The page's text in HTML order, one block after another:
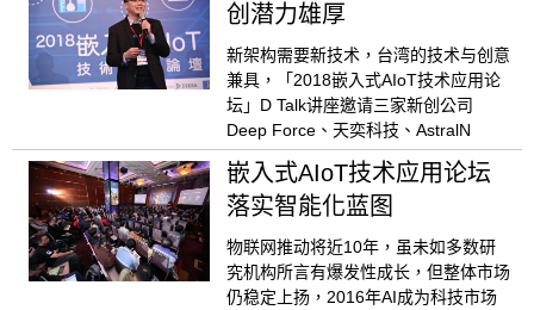
创潜力雄厚
新架构需要新技术，台湾的技术与创意
兼具，「2018嵌入式AIoT技术应用论
坛」D Talk讲座邀请三家新创公司
Deep Force、天奕科技、AstralN
嵌入式AIoT技术应用论坛
落实智能化蓝图
物联网推动将近10年，虽未如多数研
究机构所言有爆发性成长，但整体市场
仍稳定上扬，2016年AI成为科技市场